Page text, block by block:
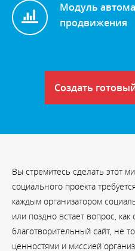
Модуль
продвижения
Создать
Вы стремитесь сделать этот
социального проекта
каждым организатором
или поздно встает вопрос, как
благотворительный сайт, не
ценностями и миссией